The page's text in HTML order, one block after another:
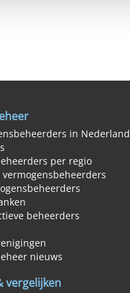
LinkedIn
in Nederland
per regio
beheerders
nieuws
vergelijken